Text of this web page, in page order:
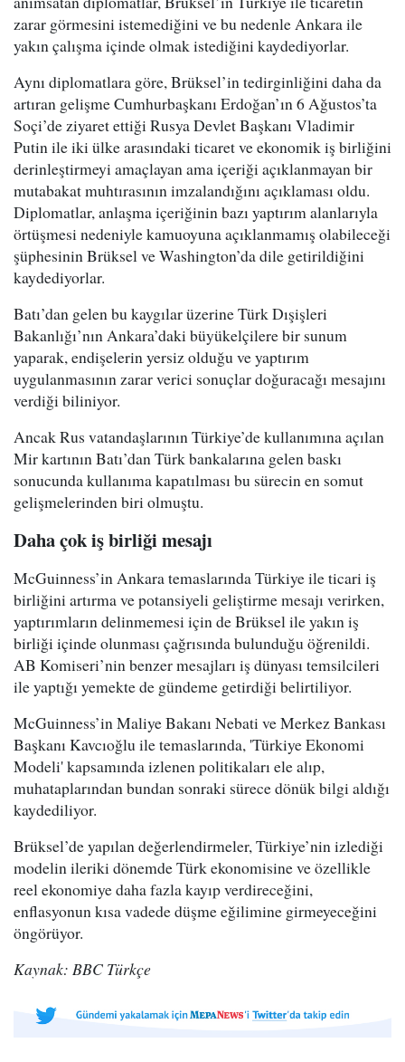
zarar görmesini istemediğini ve bu nedenle Ankara ile
yakın çalışma içinde olmak istediğini kaydediyorlar.
Aynı diplomatlara göre, Brüksel’in tedirginliğini daha da
artıran gelişme Cumhurbaşkanı Erdoğan’ın 6 Ağustos’ta
Soçi’de ziyaret ettiği Rusya Devlet Başkanı Vladimir
Putin ile iki ülke arasındaki ticaret ve ekonomik iş birliğini
derinleştirmeyi amaçlayan ama içeriği açıklanmayan bir
mutabakat muhtırasının imzalandığını açıklaması oldu.
Diplomatlar, anlaşma içeriğinin bazı yaptırım alanlarıyla
örtüşmesi nedeniyle kamuoyuna açıklanmamış olabileceği
şüphesinin Brüksel ve Washington’da dile getirildiğini
kaydediyorlar.
Batı’dan gelen bu kaygılar üzerine Türk Dışişleri
Bakanlığı’nın Ankara’daki büyükelçilere bir sunum
yaparak, endişelerin yersiz olduğu ve yaptırım
uygulanmasının zarar verici sonuçlar doğuracağı mesajını
verdiği biliniyor.
Ancak Rus vatandaşlarının Türkiye’de kullanımına açılan
Mir kartının Batı’dan Türk bankalarına gelen baskı
sonucunda kullanıma kapatılması bu sürecin en somut
gelişmelerinden biri olmuştu.
Daha çok iş birliği mesajı
McGuinness’in Ankara temaslarında Türkiye ile ticari iş
birliğini artırma ve potansiyeli geliştirme mesajı verirken,
yaptırımların delinmemesi için de Brüksel ile yakın iş
birliği içinde olunması çağrısında bulunduğu öğrenildi.
AB Komiseri’nin benzer mesajları iş dünyası temsilcileri
ile yaptığı yemekte de gündeme getirdiği belirtiliyor.
McGuinness’in Maliye Bakanı Nebati ve Merkez Bankası
Başkanı Kavcıoğlu ile temaslarında, 'Türkiye Ekonomi
Modeli' kapsamında izlenen politikaları ele alıp,
muhataplarından bundan sonraki sürece dönük bilgi aldığı
kaydediliyor.
Brüksel’de yapılan değerlendirmeler, Türkiye’nin izlediği
modelin ileriki dönemde Türk ekonomisine ve özellikle
reel ekonomiye daha fazla kayıp verdireceğini,
enflasyonun kısa vadede düşme eğilimine girmeyeceğini
öngörüyor.
Kaynak: BBC Türkçe